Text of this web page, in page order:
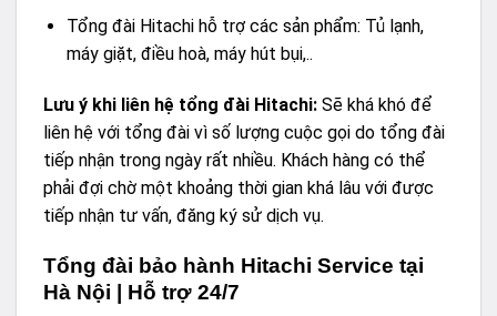
Tổng đài Hitachi hỗ trợ các sản phẩm: Tủ lạnh,
máy giặt, điều hoà, máy hút bụi,..
Lưu ý khi liên hệ tổng đài Hitachi: Sẽ khá khó để
liên hệ với tổng đài vì số lượng cuộc gọi do tổng đài
tiếp nhận trong ngày rất nhiều. Khách hàng có thể
phải đợi chờ một khoảng thời gian khá lâu với được
tiếp nhận tư vấn, đăng ký sử dịch vụ.
Tổng đài bảo hành Hitachi Service tại
Hà Nội | Hỗ trợ 24/7